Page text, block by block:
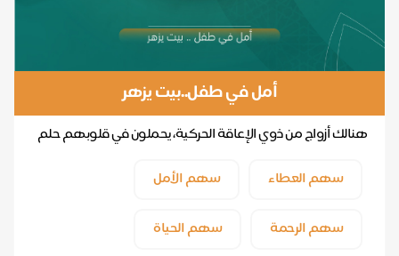
أمل في طفل..بيت يزهر
هنالك أزواج من ذوي الإعاقة الحركية، يحملون في قلوبهم حلم
سهم العطاء
سهم الأمل
سهم الرحمة سهم الحياة